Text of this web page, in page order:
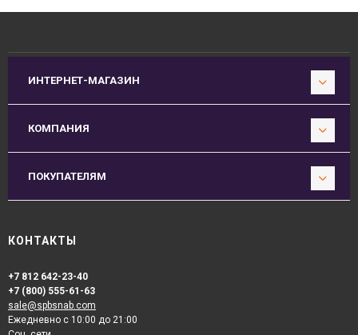
ИНТЕРНЕТ-МАГАЗИН
КОМПАНИЯ
ПОКУПАТЕЛЯМ
КОНТАКТЫ
+7 812 642-23-40
+7 (800) 555-61-63
sale@spbsnab.com
Ежедневно с 10:00 до 21:00